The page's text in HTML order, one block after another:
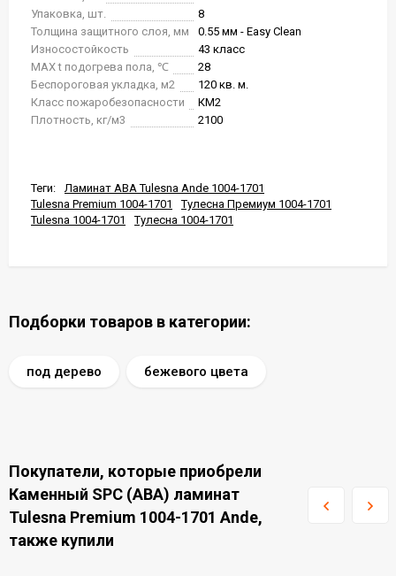
Упаковка, шт.
8
Толщина защитного слоя, мм
0.55 мм - Easy Clean
Износостойкость
43 класс
MAX t подогрева пола, ℃
28
Беспороговая укладка, м2
120 кв. м.
Класс пожаробезопасности
КМ2
Плотность, кг/м3
2100
Теги:
Ламинат ABA Tulesna Ande 1004-1701
Tulesna Premium 1004-1701
Тулесна Премиум 1004-1701
Tulesna 1004-1701
Тулесна 1004-1701
Подборки товаров в категории:
под дерево бежевого цвета
Покупатели, которые приобрели
Каменный SPC (ABA) ламинат
Tulesna Premium 1004-1701 Ande,
также купили